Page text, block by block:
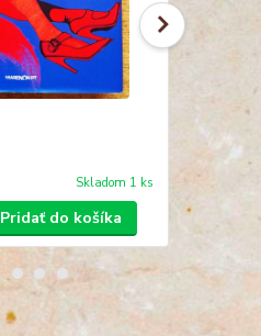
Skladom 1 ks
Pridať do košíka
Duch děvky
10,00